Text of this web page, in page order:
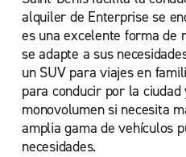
Roissy En France Ville
Versailles
alquiler de Enterprise se
es una excelente forma de
se adapte a sus
un SUV para viajes en
para conducir por la
monovolumen si necesita
amplia gama de vehículos
necesidades.